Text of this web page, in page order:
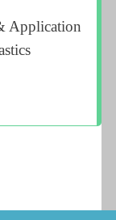
Application